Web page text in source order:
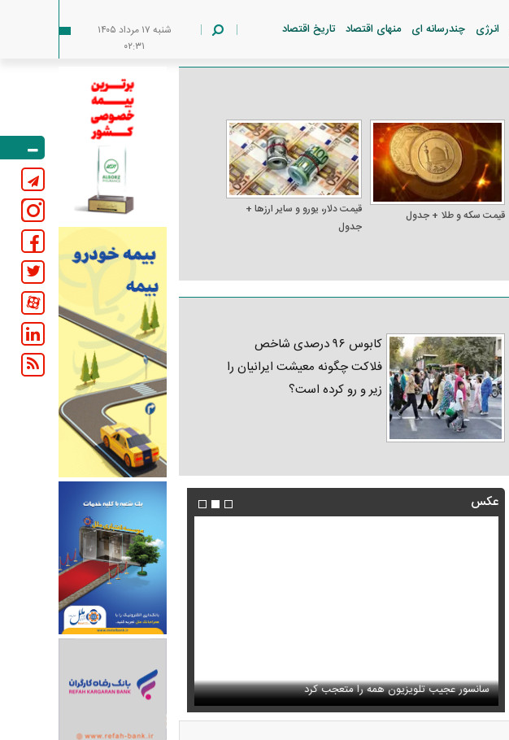
انرژی چندرسانه ای منهای اقتصاد تاریخ اقتصاد
شنبه ۱۷ مرداد ۱۴۰۵
۰۲:۳۱
قیمت سکه و طلا + جدول
قیمت دلار، یورو و سایر ارز‌ها +
جدول
کابوس ۹۶ درصدی شاخص
فلاکت چگونه معیشت ایرانیان را
زیر و رو کرده است؟
خامنه ای
فیلم/پزشکیان:از قالیباف خواهش کردیم که
شود
عکس
سانسور عجیب تلویزیون همه را متعجب کرد استایل جدید صابر ابر در فضای مجازی